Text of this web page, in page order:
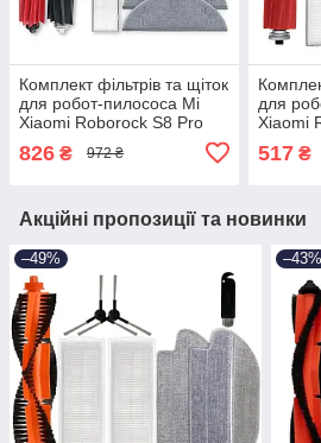
Комплект фільтрів та щіток
для робот-пилососа Mi
Xiaomi Roborock S8 Pro
826 ₴ 972 ₴
для
Xiaomi
T7S,
517₴
Акційні пропозиції та новинки
–49% –43%